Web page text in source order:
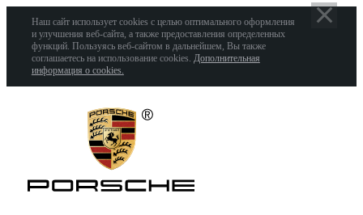
Наш сайт использует cookies с целью оптимального оформления
и улучшения веб-сайта, а также предоставления определенных
функций. Пользуясь веб-сайтом в дальнейшем, Вы также
соглашаетесь на использование cookies. Дополнительная
информация о cookies.